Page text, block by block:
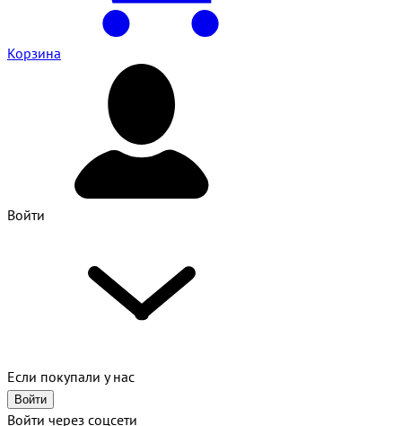
Корзина
Войти
Если покупали у нас
Войти
Войти через соцсети